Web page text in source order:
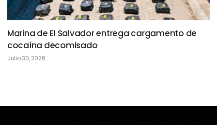
Marina de El Salvador entrega cargamento de
cocaína decomisado
Julio 30, 2026